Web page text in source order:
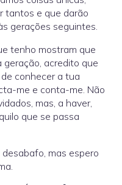
tantos e que darão
gerações seguintes.
tenho mostram que
geração, acredito que
conhecer a tua
me e conta-me. Não
mas, a haver,
que se passa
mas espero